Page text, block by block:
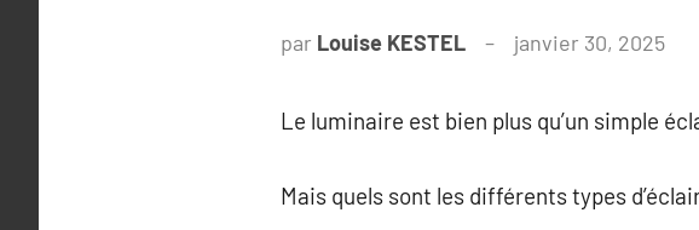
par Louise KESTEL janvier 30, 2025
Le luminaire est bien plus qu’un simple
Mais quels sont les différents types